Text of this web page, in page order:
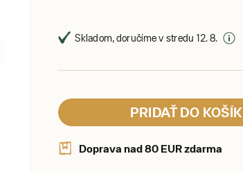
Skladom, doručíme v stredu 12. 8.
PRIDAŤ DO
Doprava nad 80 EUR zdarma